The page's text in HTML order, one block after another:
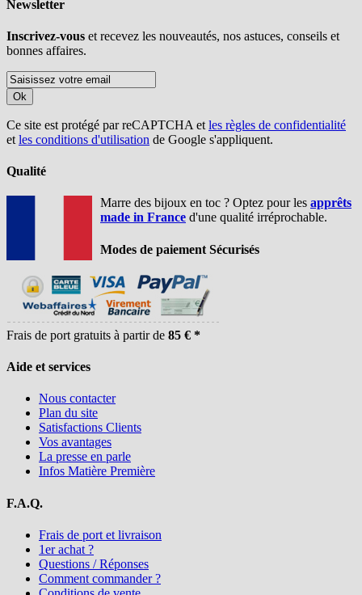
Newsletter
Inscrivez-vous et recevez les nouveautés, nos astuces, conseils et
bonnes affaires.
Ok
Ce site est protégé par reCAPTCHA et les règles de confidentialité
et les conditions d'utilisation de Google s'appliquent.
Qualité
Marre des bijoux en toc ? Optez pour les apprêts
made in France d'une qualité irréprochable.
Modes de paiement Sécurisés
Frais de port gratuits à partir de 85 € *
Aide et services
Nous contacter
Plan du site
Satisfactions Clients
Vos avantages
La presse en parle
Infos Matière Première
F.A.Q.
Frais de port et livraison
1er achat ?
Questions / Réponses
Comment commander ?